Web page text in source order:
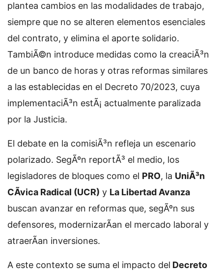
plantea cambios en las modalidades de trabajo,
siempre que no se alteren elementos esenciales
del contrato, y elimina el aporte solidario.
TambiÃ©n introduce medidas como la creaciÃ³n
de un banco de horas y otras reformas similares
a las establecidas en el Decreto 70/2023, cuya
implementaciÃ³n estÃ¡ actualmente paralizada
por la Justicia.
El debate en la comisiÃ³n refleja un escenario
polarizado. SegÃºn reportÃ³ el medio, los
legisladores de bloques como el PRO, la UniÃ³n
CÃ­vica Radical (UCR) y La Libertad Avanza
buscan avanzar en reformas que, segÃºn sus
defensores, modernizarÃ­an el mercado laboral y
atraerÃ­an inversiones.
A este contexto se suma el impacto del Decreto